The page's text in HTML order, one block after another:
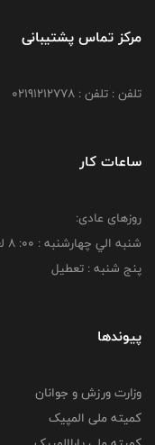
مرکز تماس پشتیبانی
تلفن : تلفن : 02191212778
ساعات کار
روزهای عادی:
شنبه الي چهارشنبه : 00: 8 لغايت 16:00
پنج شنبه : تعطیل
پیوندها
وزارت ورزش و جوانان
کمیته ملی المپیک